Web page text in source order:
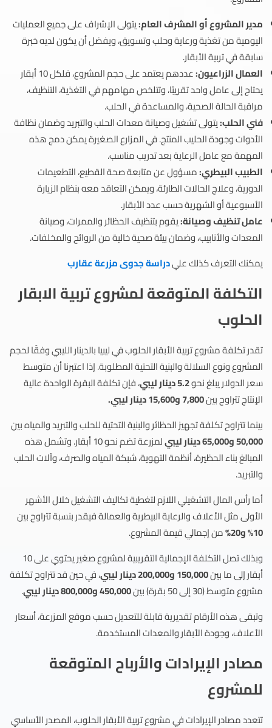
مدير المشروع أو المشرف العام:يتولى الإشراف على جميع العمليات
اليومية من تغذية ورعاية وحلب وتسويق، ويفضل أن يكون لديه خبرة
سابقة في تربية الأبقار.
العمال الزراعيون:
عددهم يعتمد على حجم المشروع، فلكل 10 أبقار
يحتاج إلى عامل واحد تقريبًا، وتتلخص مهامهم في التغذية، التنظيف،
مراقبة الحالة الصحية، والمساعدة في الحلب.
فني الحلب:يتولى تشغيل وصيانة معدات الحلب والتبريد وضمان نظافة
الأدوات وجودة الحليب المنتج. في المزارع الصغيرة يمكن دمج هذه
المهمة مع عامل الرعاية بعد تدريب مناسب.
الطبيب البيطري:مسؤول عن متابعة صحة القطيع، التطعيمات
الدورية، وعلاج الحالات الطارئة، ويمكن التعاقد معه بنظام الزيارة
الأسبوعية أو الشهرية حسب عدد الأبقار.
عامل تنظيف وصيانة:يقوم بتنظيف الحظائر والممرات، وصيانة
المعدات والأنابيب، وضمان بيئة صحية خالية من الروائح والمخلفات.
يمكنك التعرف كذلك عليدراسة جدوى مزرعة عقارب
التكلفة المتوقعة لمشروع تربية الابقار
الحلوب
تقدر تكلفة مشروع تربية الأبقار الحلوب في ليبيا بالدينار الليبي وفقًا لحجم
المشروع ونوع السلالة والبنية التحتية المطلوبة. إذا اعتبرنا أن متوسط
سعر الدولار يبلغ نحو5.2 دينار ليبي
، فإن تكلفة البقرة الواحدة عالية
الإنتاج تتراوح بين7,800 و15,600 دينار ليبي.
بينما تتراوح تكلفة تجهيز الحظائر والبنية التحتية للحلب والتبريد والمياه بين
50,000 و65,000 دينار ليبي
لمزرعة تضم نحو 10 أبقار. وتشمل هذه
المبالغ بناء الحظيرة، أنظمة التهوية، شبكة المياه والصرف، وآلات الحلب
والتبريد.
أما رأس المال التشغيلي اللازم لتغطية تكاليف التشغيل خلال الأشهر
الأولى مثل الأعلاف والرعاية البيطرية والعمالة فيقدر بنسبة تتراوح بين
10% و20%
من إجمالي قيمة المشروع.
وبذلك تصل التكلفة الإجمالية التقريبية لمشروع صغير يحتوي على 10
أبقار إلى ما بين150,000 و200,000 دينار ليبي
، في حين قد تتراوح تكلفة
مشروع متوسط (30 إلى 50 بقرة) بين
450,000 و800,000 دينار ليبي
.
وتبقى هذه الأرقام تقديرية قابلة للتعديل حسب موقع المزرعة، أسعار
الأعلاف، وجودة الأبقار والمعدات المستخدمة.
مصادر الإيرادات والأرباح المتوقعة
للمشروع
تتعدد مصادر الإيرادات في مشروع تربية الأبقار الحلوب، المصدر الأساسي